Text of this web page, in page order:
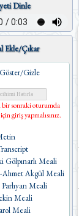
Dinle
Ekle/Çıkar
Gizle
sonraki oturumda
giriş yapmalısınız.
Gölpınarlı Meali
Ahmet Akgül Meali
Meali
Meali
Meali